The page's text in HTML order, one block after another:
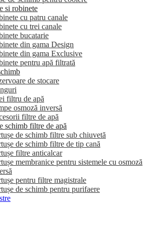
si robinete
cu patru canale
cu trei canale
bucatarie
din gama Design
din gama Exclusive
pentru apă filtrată
de stocare
filtru de apă
osmoză inversă
filtre de apă
schimb filtre de apă
de schimb filtre sub chiuvetă
de schimb filtre de tip cană
filtre anticalcar
membranice pentru sistemele cu osmoză
pentru filtre magistrale
de schimb pentru purifaere